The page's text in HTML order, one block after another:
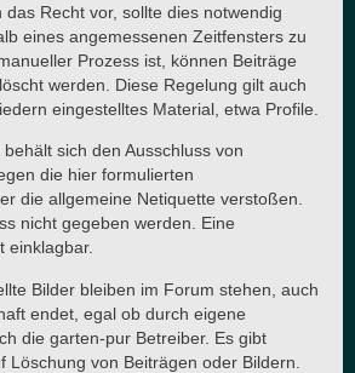
Recht vor, sollte dies notwendig
eines angemessenen Zeitfensters zu
Prozess ist, können Beiträge
werden. Diese Regelung gilt auch
eingestelltes Material, etwa Profile.
sich den Ausschluss von
die hier formulierten
die allgemeine Netiquette verstoßen.
nicht gegeben werden. Eine
einklagbar.
Bilder bleiben im Forum stehen, auch
endet, egal ob durch eigene
die garten-pur Betreiber. Es gibt
Löschung von Beiträgen oder Bildern.